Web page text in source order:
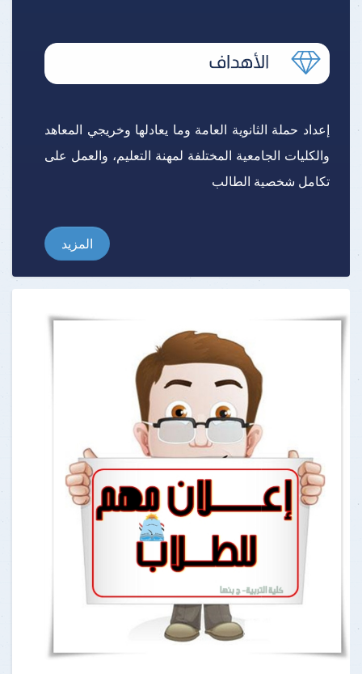
إعداد حملة الثانوية العامة وما يعادلها وخريجي المعاهد
والكليات الجامعية المختلفة لمهنة التعليم، والعمل على
تكامل شخصية الطالب
المزيد